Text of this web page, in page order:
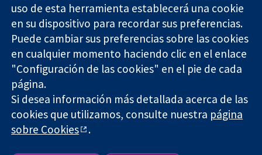
Mejor salud.
Reino Unido
nosotros
Empleo
Cochrane
Library
The Cochrane Collaboration is a charity (no. 1045921) and a
company limited by guarantee (no. 03044323) registered in
England & Wales. VAT registration number GB 718 2127 49.
Copyright © 2026 The Cochrane Collaboration
uso de esta herramienta establecerá una cookie
en su dispositivo para recordar sus preferencias.
Puede cambiar sus preferencias sobre las cookies
en cualquier momento haciendo clic en el enlace
"Configuración de las cookies" en el pie de cada
página.
Si desea información más detallada acerca de las
cookies que utilizamos, consulte nuestra página
sobre Cookies
.